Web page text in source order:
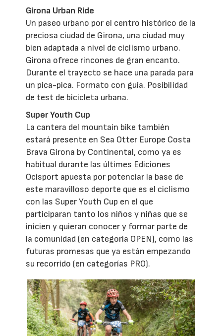
Girona Urban Ride
Un paseo urbano por el centro histórico de la
preciosa ciudad de Girona, una ciudad muy
bien adaptada a nivel de ciclismo urbano.
Girona ofrece rincones de gran encanto.
Durante el trayecto se hace una parada para
un pica-pica. Formato con guía. Posibilidad
de test de bicicleta urbana.
Super Youth Cup
La cantera del mountain bike también
estará presente en Sea Otter Europe Costa
Brava Girona by Continental, como ya es
habitual durante las últimes Ediciones
Ocisport apuesta por potenciar la base de
este maravilloso deporte que es el ciclismo
con las Super Youth Cup en el que
participaran tanto los niños y niñas que se
inicien y quieran conocer y formar parte de
la comunidad (en categoría OPEN), como las
futuras promesas que ya están empezando
su recorrido (en categorías PRO).